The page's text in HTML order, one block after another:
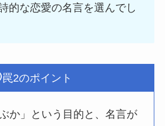
的な恋愛の名言を選んでし
罠2のポイント
か」という目的と、名言が